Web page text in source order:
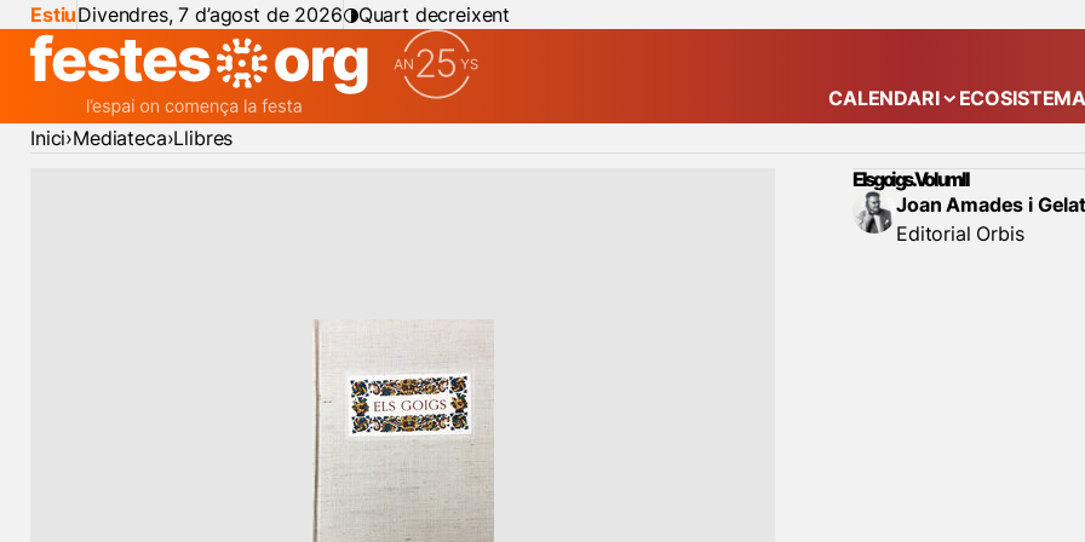
EstiuDivendres, 7 d’agost de 2026 Quart decreixent
CALENDARI Mostra el
ECOSISTEMA
Inici Mediateca Llibres
Els goigs. Volum II
Joan Amades i
Editorial Orbis